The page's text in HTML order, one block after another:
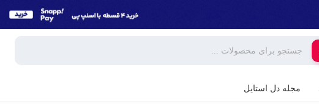
مجله دل استایل